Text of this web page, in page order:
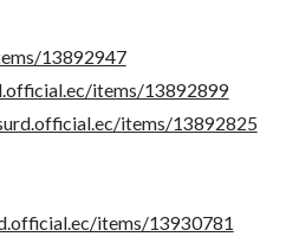
13892947
items/13892899
items/13892825
items/13930781